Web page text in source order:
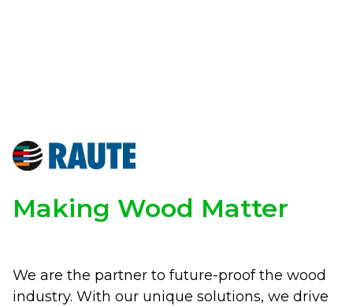
Making Wood Matter
We are the partner to future-proof the wood
industry. With our unique solutions, we drive